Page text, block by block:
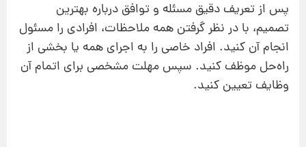
پس از تعریف دقیق مسئله و توافق درباره بهترین
تصمیم، با در نظر گرفتن همه ملاحظات، افرادی را مسئول
انجام آن کنید. افراد خاصی را به اجرای همه یا بخشی از
را‌ه‌حل موظف کنید. سپس مهلت‌ مشخصی برای اتمام آن
وظایف تعیین کنید.